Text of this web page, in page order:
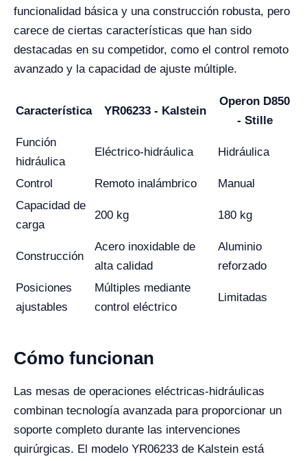
funcionalidad básica y una construcción robusta, pero
carece de ciertas características que han sido
destacadas en su competidor, como el control remoto
avanzado y la capacidad de ajuste múltiple.
Característica YR06233 - Kalstein
Operon D850
- Stille
Función
hidráulica
Eléctrico-hidráulica Hidráulica
Control Remoto inalámbrico
Manual
Capacidad de
carga
200 kg 180 kg
Construcción
Acero inoxidable de
alta calidad
Aluminio
reforzado
Posiciones
ajustables
Múltiples mediante
control eléctrico
Limitadas
Cómo funcionan
Las mesas de operaciones eléctricas-hidráulicas
combinan tecnología avanzada para proporcionar un
soporte completo durante las intervenciones
quirúrgicas. El modelo YR06233 de Kalstein está